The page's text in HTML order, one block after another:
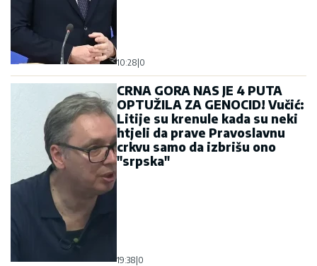
10:28 0
CRNA GORA NAS JE 4 PUTA
OPTUŽILA ZA GENOCID! Vučić:
Litije su krenule kada su neki
htjeli da prave Pravoslavnu
crkvu samo da izbrišu ono
"srpska"
19:38 0